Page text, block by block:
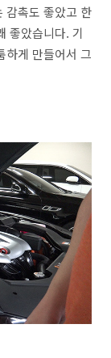
감촉도 좋았고 한
좋았습니다. 기
하게 만들어서 그